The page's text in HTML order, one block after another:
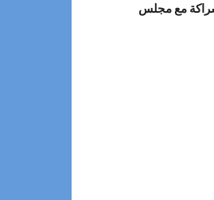
المستقبليه، بالشراكة مع مجلس